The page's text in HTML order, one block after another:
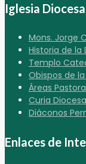
Iglesia
Mons. Jorge
Historia de la
Templo
Obispos de
Áreas
Curia
Diáconos
Enlaces de